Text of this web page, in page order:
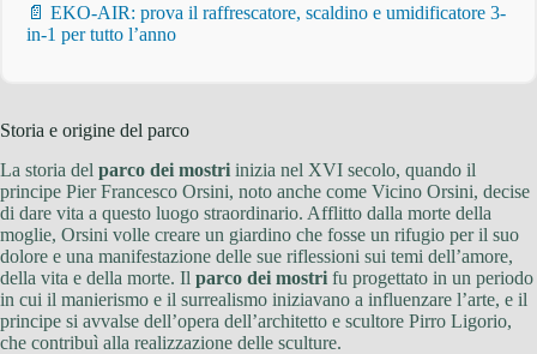
📄 EKO-AIR: prova il raffrescatore, scaldino e umidificatore 3-
in-1 per tutto l’anno
Storia e origine del parco
La storia del parco dei mostri inizia nel XVI secolo, quando il
principe Pier Francesco Orsini, noto anche come Vicino Orsini, decise
di dare vita a questo luogo straordinario. Afflitto dalla morte della
moglie, Orsini volle creare un giardino che fosse un rifugio per il suo
dolore e una manifestazione delle sue riflessioni sui temi dell’amore,
della vita e della morte. Il parco dei mostri fu progettato in un periodo
in cui il manierismo e il surrealismo iniziavano a influenzare l’arte, e il
principe si avvalse dell’opera dell’architetto e scultore Pirro Ligorio,
che contribuì alla realizzazione delle sculture.